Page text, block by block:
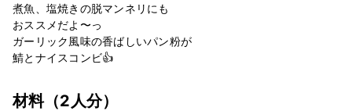
煮魚、塩焼きの脱マンネリにも
おススメだよ〜っ
ガーリック風味の香ばしいパン粉が
鯖とナイスコンビ👍
材料（2人分）